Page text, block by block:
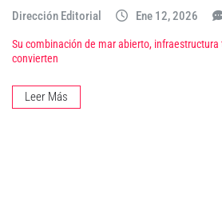
Dirección Editorial Ene 12, 2026
Su combinación de mar abierto,
convierten
Leer Más